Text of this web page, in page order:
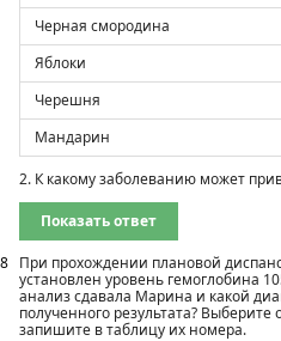
Черная смородина
Яблоки
Черешня
Мандарин
2. К какому заболеванию может
Показать ответ
8
При прохождении плановой
установлен уровень гемоглобина
анализ сдавала Марина и какой
полученного результата?
запишите в таблицу их номера.